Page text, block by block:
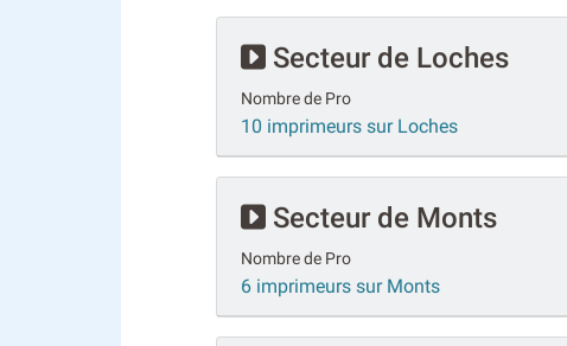
Secteur de Loches
Nombre de Pro
10 imprimeurs sur Loches
Secteur de Monts
Nombre de Pro
6 imprimeurs sur Monts